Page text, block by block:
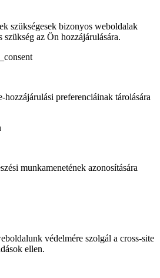
szükségesek bizonyos weboldalak
az Ön hozzájárulására.
hozzájárulási preferenciáinak tárolására
munkamenetének azonosítására
védelmére szolgál a cross-site
ellen.